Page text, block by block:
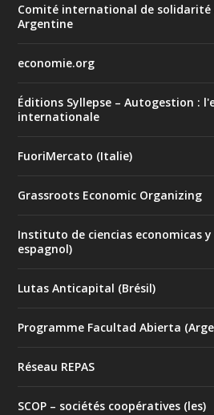
Comité international de solidarité
Argentine
economie.org
Éditions Syllepse – Autogestion :
internationale
FuoriMercato (Italie)
Grassroots Economic Organizing
Instituto de ciencias economicas
espagnol)
Lutas Anticapital (Brésil)
Programme Facultad Abierta
Réseau REPAS
SCOP – sociétés coopératives (les)